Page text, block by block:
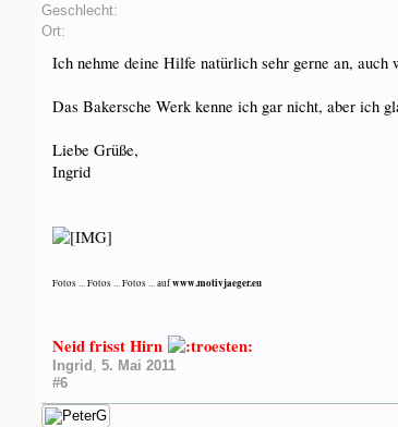
Geschlecht:
Ort:
Ich nehme deine Hilfe natürlich sehr gerne an,
Das Bakersche Werk kenne ich gar nicht, aber ich
Liebe Grüße,
Ingrid
Fotos ... Fotos ... Fotos ... aufwww.motivjaeger.eu
Neid frisst Hirn
Ingrid , 5. Mai 2011
#6